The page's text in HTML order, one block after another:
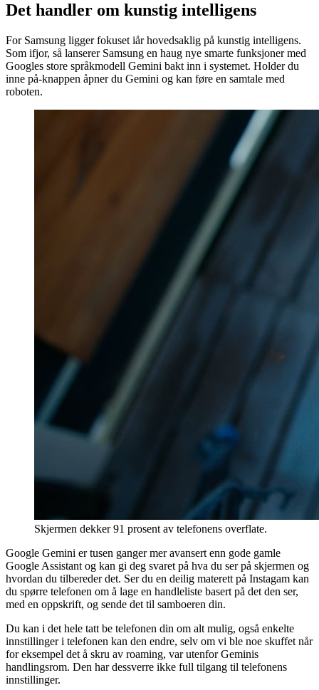
Det handler om kunstig intelligens
For Samsung ligger fokuset iår hovedsaklig på kunstig intelligens.
Som ifjor, så lanserer Samsung en haug nye smarte funksjoner med
Googles store språkmodell Gemini bakt inn i systemet. Holder du
inne på-knappen åpner du Gemini og kan føre en samtale med
roboten.
Skjermen dekker 91 prosent av telefonens overflate.
Google Gemini er tusen ganger mer avansert enn gode gamle
Google Assistant og kan gi deg svaret på hva du ser på skjermen og
hvordan du tilbereder det. Ser du en deilig materett på Instagam kan
du spørre telefonen om å lage en handleliste basert på det den ser,
med en oppskrift, og sende det til samboeren din.
Du kan i det hele tatt be telefonen din om alt mulig, også enkelte
innstillinger i telefonen kan den endre, selv om vi ble noe skuffet når
for eksempel det å skru av roaming, var utenfor Geminis
handlingsrom. Den har dessverre ikke full tilgang til telefonens
innstillinger.